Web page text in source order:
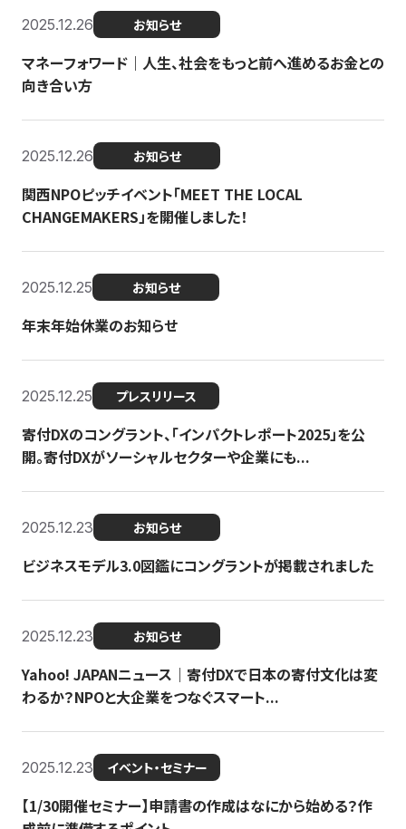
2025.12.26 お知らせ
マネーフォワード｜人生、社会をもっと前へ進めるお金との
向き合い方
2025.12.26 お知らせ
関西NPOピッチイベント「MEET THE LOCAL
CHANGEMAKERS」を開催しました！
2025.12.25 お知らせ
年末年始休業のお知らせ
2025.12.25 プレスリリース
寄付DXのコングラント、「インパクトレポート2025」を公
開。寄付DXがソーシャルセクターや企業にも...
2025.12.23 お知らせ
ビジネスモデル3.0図鑑にコングラントが掲載されました
2025.12.23 お知らせ
Yahoo! JAPANニュース｜寄付DXで日本の寄付文化は変
わるか？NPOと大企業をつなぐスマート...
2025.12.23 イベント・セミナー
【1/30開催セミナー】申請書の作成はなにから始める？作